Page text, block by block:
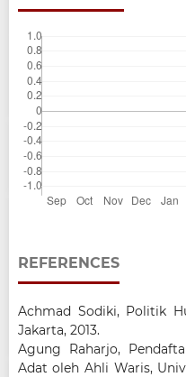
REFERENCES
Achmad Sodiki, Politik
Jakarta, 2013.
Agung Raharjo,
Adat oleh Ahli Waris,